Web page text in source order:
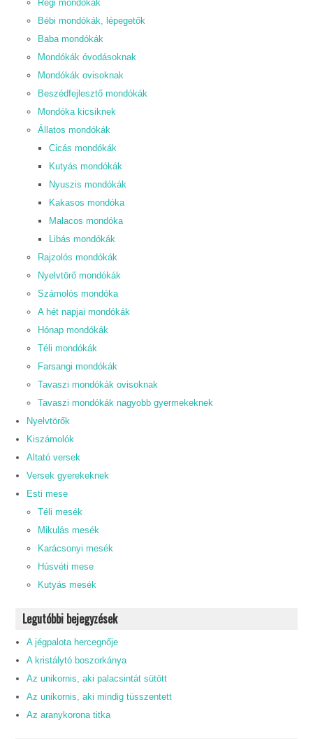
Régi mondókák
Bébi mondókák, lépegetők
Baba mondókák
Mondókák óvodásoknak
Mondókák ovisoknak
Beszédfejlesztő mondókák
Mondóka kicsiknek
Állatos mondókák
Cicás mondókák
Kutyás mondókák
Nyuszis mondókák
Kakasos mondóka
Malacos mondóka
Libás mondókák
Rajzolós mondókák
Nyelvtörő mondókák
Számolós mondóka
A hét napjai mondókák
Hónap mondókák
Téli mondókák
Farsangi mondókák
Tavaszi mondókák ovisoknak
Tavaszi mondókák nagyobb gyermekeknek
Nyelvtörők
Kiszámolók
Altató versek
Versek gyerekeknek
Esti mese
Téli mesék
Mikulás mesék
Karácsonyi mesék
Húsvéti mese
Kutyás mesék
Legutóbbi bejegyzések
A jégpalota hercegnője
A kristálytó boszorkánya
Az unikornis, aki palacsintát sütött
Az unikornis, aki mindig tüsszentett
Az aranykorona titka